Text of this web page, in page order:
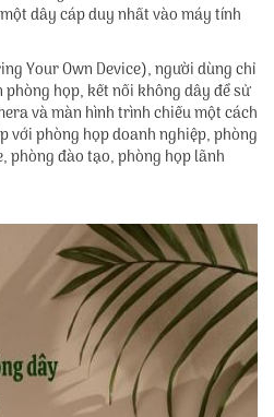
dây cáp duy nhất vào máy tính
Your Own Device), người dùng chỉ
họp, kết nối không dây để sử
và màn hình trình chiếu một cách
với phòng họp doanh nghiệp, phòng
phòng đào tạo, phòng họp lãnh